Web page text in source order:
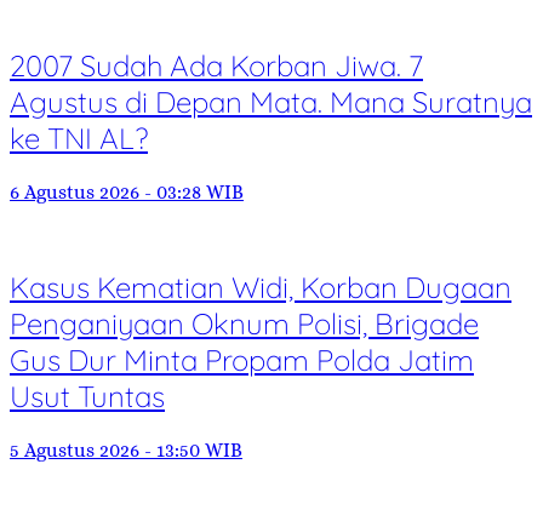
2007 Sudah Ada Korban Jiwa. 7
Agustus di Depan Mata. Mana Suratnya
ke TNI AL?
6 Agustus 2026 - 03:28 WIB
Kasus Kematian Widi, Korban Dugaan
Penganiyaan Oknum Polisi, Brigade
Gus Dur Minta Propam Polda Jatim
Usut Tuntas
5 Agustus 2026 - 13:50 WIB